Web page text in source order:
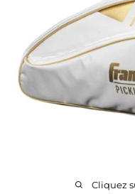
Cliquez